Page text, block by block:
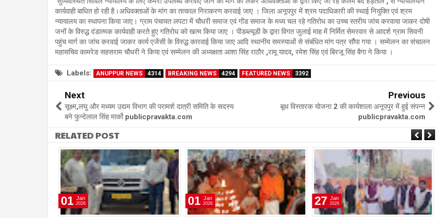
कार्यवाही बाधित हो रही है।अधिवक्ताओं के मांग का तत्काल निराकरण करवाई जाए । जिला अनूपपुर में श्रम पदाधिकारी की स्थाई नियुक्ति एवं श्रम
न्यायालय का स्थापना किया जाए। ग्राम पंचायत लपटा में चौधरी समाज एवं गोंड समाज के मध्य चल रहे गतिरोध का उच्च स्तरीय जांच करवाया जाकर दोषी
जनों के विरुद्ध दंडात्मक कार्यवाही करते हुए गतिरोध को खत्म किया जाए । पीडब्ल्यूडी के द्वारा विगत जुलाई माह में निर्मित सेमरवार से आदर्श ग्राम सिवनी
पहुंच मार्ग का जांच करवाई जाकर कार्य एजेंसी के विरुद्ध कारवाई किया जाए आदि स्थानीय समस्याओं से संबंधित मांग पत्र सौंपा गया । सम्मेलन का संचालन‌
महासचिव कामरेड सहसराम चौधरी ने किया एवं सम्मेलन की अध्यक्षता आशा सिंह राठौर ,रामू यादव, रमेश सिंह एवं बिरजू सिंह बैगा ने किया ।
Labels: ANUPPUR NEWS 4314 BREAKING NEWS 4294 FEATURED NEWS 3392
Next
सूक्ष्म,लघु और मध्यम उद्यम विभाग की परामर्श दात्री समिति के सदस्य
बने फुन्देलाल सिंह मार्को publicpravakta.com
Previous
बूथ विस्तारक योजना 2 की कार्यशाला अनूपपुर में हुई संपन्न
publicpravakta.com
RELATED POST
01 Jan
2026 01 Jan
2026 27 Jan
2026